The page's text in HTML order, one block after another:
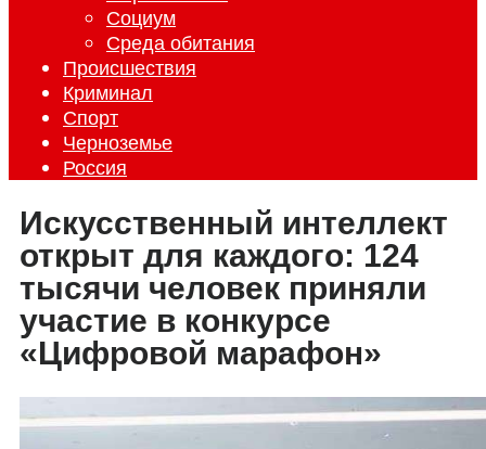
Социум
Среда обитания
Происшествия
Криминал
Спорт
Черноземье
Россия
Искусственный интеллект
открыт для каждого: 124
тысячи человек приняли
участие в конкурсе
«Цифровой марафон»